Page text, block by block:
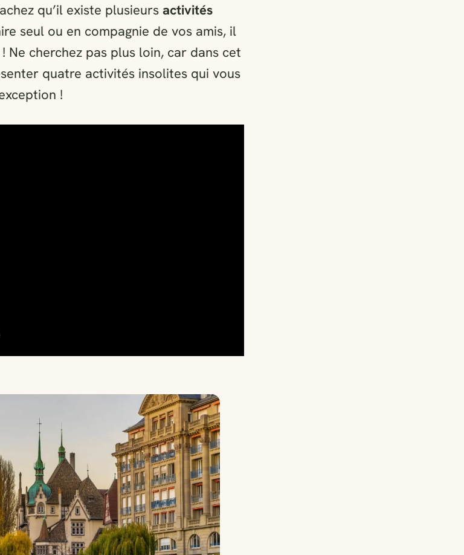
qu’il existe plusieurs activités
seul ou en compagnie de vos amis, il
cherchez pas plus loin, car dans cet
quatre activités insolites qui vous
!